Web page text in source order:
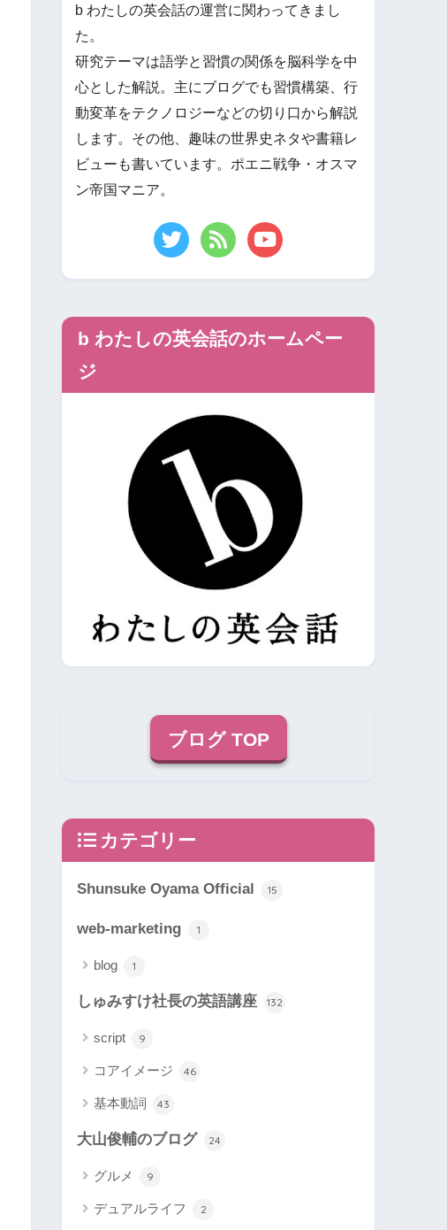
b わたしの英会話の運営に関わってきまし
た。
研究テーマは語学と習慣の関係を脳科学を中
心とした解説。主にブログでも習慣構築、行
動変革をテクノロジーなどの切り口から解説
します。その他、趣味の世界史ネタや書籍レ
ビューも書いています。ポエニ戦争・オスマ
ン帝国マニア。
b わたしの英会話のホームペー
ジ
ブログ TOP
カテゴリー
Shunsuke Oyama Official 15
web-marketing 1
blog 1
しゅみすけ社長の英語講座 132
script 9
コアイメージ 46
基本動詞 43
大山俊輔のブログ 24
グルメ 9
デュアルライフ 2